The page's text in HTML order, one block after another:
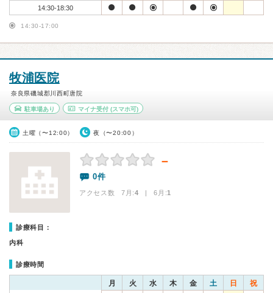
14:30-18:30
14:30-17:00
牧浦医院
奈良県磯城郡川西町唐院
駐車場あり マイナ受付(スマホ可)
土曜（〜12:00） 夜（〜20:00）
－
0件
アクセス数 7月:4 | 6月:1
診療科目：
内科
診療時間
月 火 水 木 金 土 日 祝